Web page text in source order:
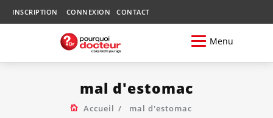
INSCRIPTION CONNEXION CONTACT
Menu
mal d'estomac
Accueil mal d'estomac